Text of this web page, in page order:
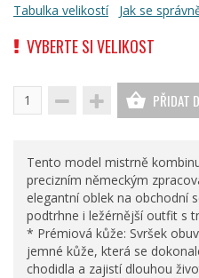
Tabulka velikostí Jak se
VYBERTE SI VELIKOST
PŘIDAT
Tento model mistrně
precizním německým
elegantní oblek na obchodní
podtrhne i ležérnější outfit s
* Prémiová kůže: Svršek
jemné kůže, která se
chodidla a zajistí dlouhou